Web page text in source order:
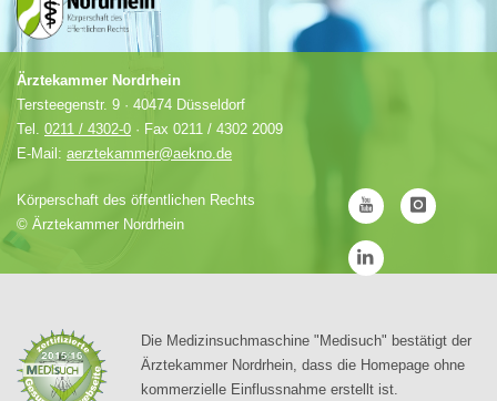
Ärztekammer Nordrhein
Tersteegenstr. 9 · 40474 Düsseldorf
Tel. 0211 / 4302-0 · Fax 0211 / 4302 2009
E-Mail: aerztekammer@aekno.de
Körperschaft des öffentlichen Rechts
© Ärztekammer Nordrhein
Die Medizinsuchmaschine "Medisuch" bestätigt der
Ärztekammer Nordrhein, dass die Homepage ohne
kommerzielle Einflussnahme erstellt ist.